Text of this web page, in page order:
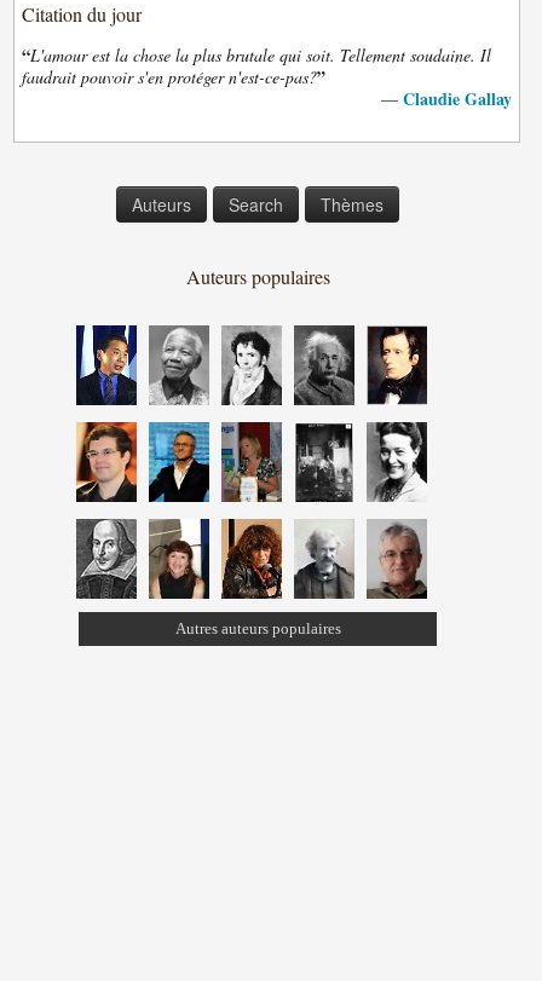
Citation du jour
“L'amour est la chose la plus brutale qui soit. Tellement soudaine. Il
faudrait pouvoir s'en protéger n'est-ce-pas?”
— Claudie Gallay
Auteurs Search Thèmes
Auteurs populaires
Autres auteurs populaires